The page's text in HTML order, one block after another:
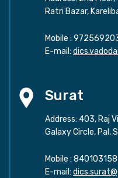
Ratri Bazar,
Mobile :
E-mail:
Surat
Address: 403, Raj
Galaxy Circle, Pal,
Mobile :
E-mail: